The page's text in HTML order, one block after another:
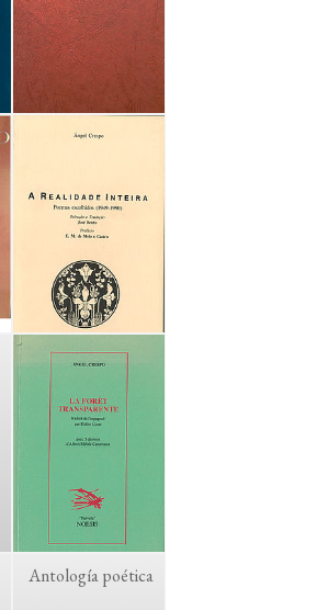
Antología poética